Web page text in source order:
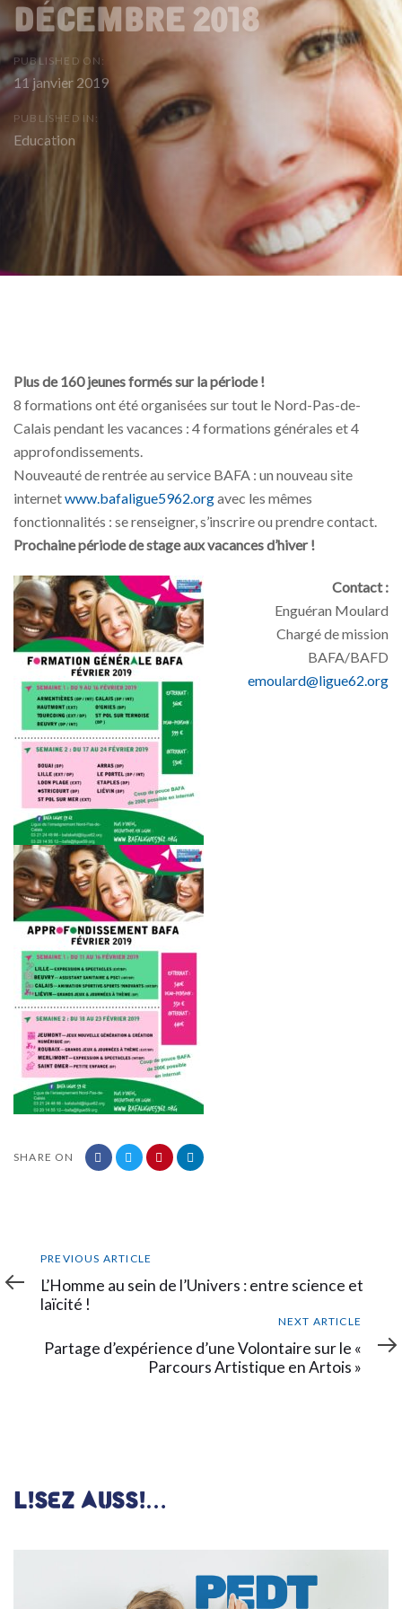
Décembre 2018
PUBLISHED ON:
11 janvier 2019
PUBLISHED IN:
Education
Plus de 160 jeunes formés sur la période !
8 formations ont été organisées sur tout le Nord-Pas-de-
Calais pendant les vacances : 4 formations générales et 4
approfondissements.
Nouveauté de rentrée au service BAFA : un nouveau site
internetwww.bafaligue5962.orgavec les mêmes
fonctionnalités : se renseigner, s’inscrire ou prendre contact.
Prochaine période de stage aux vacances d’hiver !
Contact :
Enguéran Moulard
Chargé de mission
BAFA/BAFD
emoulard@ligue62.org
SHARE ON
navigation
Previous
Article
PREVIOUS ARTICLE
L’Homme au sein de l’Univers : entre science et
laïcité !
Article
NEXT ARTICLE
Partage d’expérience d’une Volontaire sur le «
Parcours Artistique en Artois »
LISEZ AUSSI…